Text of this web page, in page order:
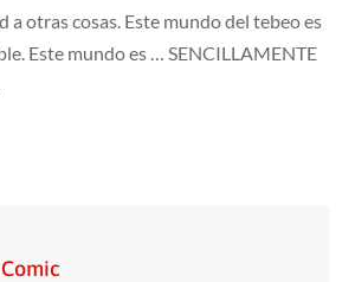
a otras cosas. Este mundo del tebeo es
Este mundo es … SENCILLAMENTE